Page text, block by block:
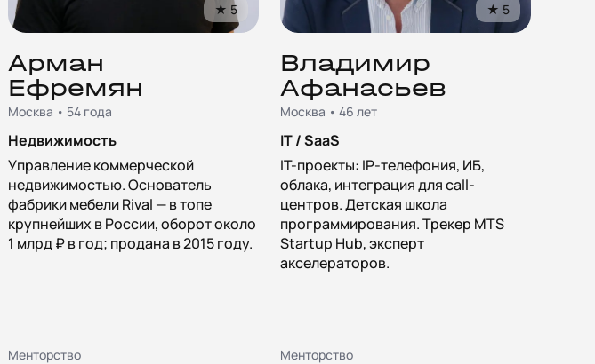
★ 5
Арман
Ефремян
Москва • 54 года
Недвижимость
Управление коммерческой
недвижимостью. Основатель
фабрики мебели Rival — в топе
крупнейших в России, оборот около
1 млрд ₽ в год; продана в 2015 году.
Менторство
★ 5
Владимир
Афанасьев
Москва • 46 лет
IT / SaaS
IT-проекты: IP-телефония, ИБ,
облака, интеграция для call-
центров. Детская школа
программирования. Трекер MTS
Startup Hub, эксперт
акселераторов.
Менторство